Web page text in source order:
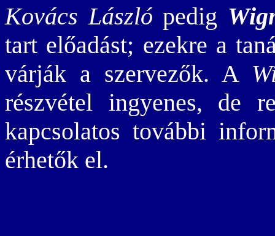
Kovács Lászlópedig
tart előadást; ezekre a
várják a szervezők. A
részvétel ingyenes, de
kapcsolatos további
érhetők el.